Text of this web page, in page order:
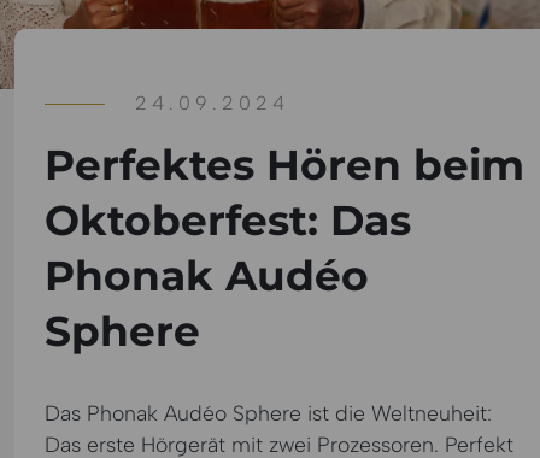
24.09.2024
Perfektes Hören beim
Oktoberfest: Das
Phonak Audéo
Sphere
Das Phonak Audéo Sphere ist die Weltneuheit:
Das erste Hörgerät mit zwei Prozessoren. Perfekt